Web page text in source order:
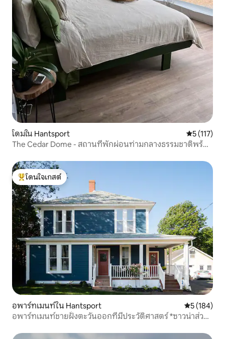
โดมใน Hantsport คะแนนเฉลี่
5 (117)
The Cedar Dome - สถานที่พักผ่อนท่ามกลางธรรมชาติพร้อม
โดนใจเกสต์ที่สุด
โดนใจเกสต์
อพาร์ทเมนท์ใน Hantsport คะแนนเฉลี่ย
5 (184)
อพาร์ทเมนท์ชายฝั่งตะวันออกที่มีประวัติศาสตร์ *ซาวน่าส่วน